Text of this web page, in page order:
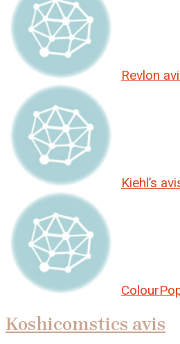
Revlon
Kiehl’s
Koshicomstics avis